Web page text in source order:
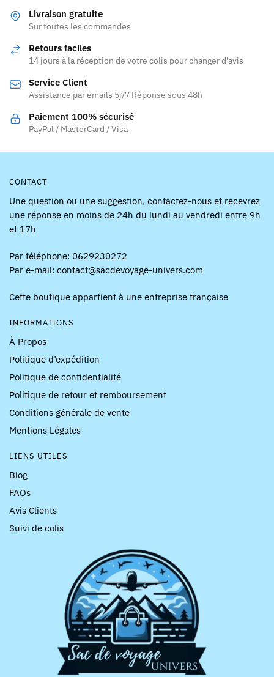
être
la
Livraison gratuite
Sur toutes les commandes
Retours faciles
14 jours à la réception de votre colis pour changer d'avis
Service Client
Assistance par emails 5j/7 Réponse sous 48h
Paiement 100% sécurisé
PayPal / MasterCard / Visa
CONTACT
Une question ou une suggestion, contactez-nous et recevrez
une réponse en moins de 24h du lundi au vendredi entre 9h
et 17h
Par téléphone: 0629230272
Par e-mail: contact@sacdevoyage-univers.com
Cette boutique appartient à une entreprise française
INFORMATIONS
À Propos
Politique d’expédition
Politique de confidentialité
Politique de retour et remboursement
Conditions générale de vente
Mentions Légales
LIENS UTILES
Blog
FAQs
Avis Clients
Suivi de colis